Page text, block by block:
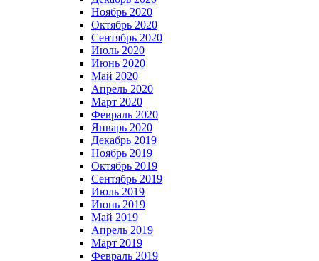
Ноябрь 2020
Октябрь 2020
Сентябрь 2020
Июль 2020
Июнь 2020
Май 2020
Апрель 2020
Март 2020
Февраль 2020
Январь 2020
Декабрь 2019
Ноябрь 2019
Октябрь 2019
Сентябрь 2019
Июль 2019
Июнь 2019
Май 2019
Апрель 2019
Март 2019
Февраль 2019